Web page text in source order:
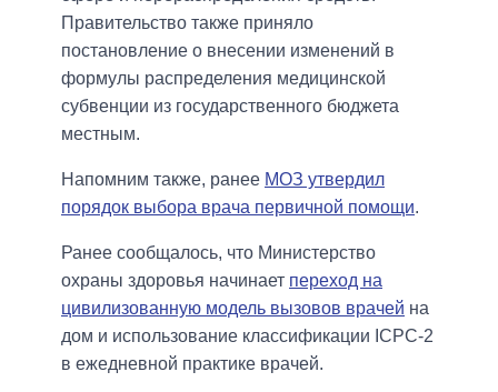
Правительство также приняло
постановление о внесении изменений в
формулы распределения медицинской
субвенции из государственного бюджета
местным.
Напомним также, ранее МОЗ утвердил
порядок выбора врача первичной помощи.
Ранее сообщалось, что Министерство
охраны здоровья начинает переход на
цивилизованную модель вызовов врачей на
дом и использование классификации ICPC-2
в ежедневной практике врачей.